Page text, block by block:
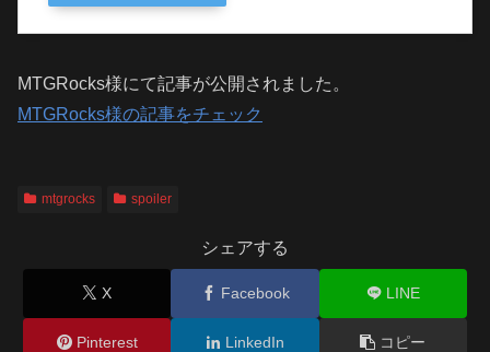
MTGRocks様にて記事が公開されました。
MTGRocks様の記事をチェック
mtgrocks spoiler
シェアする
X Facebook LINE
Pinterest LinkedIn コピー